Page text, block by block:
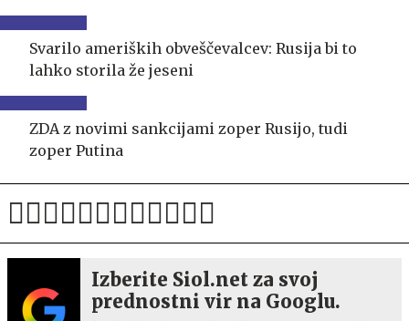
Svarilo ameriških obveščevalcev: Rusija bi to
lahko storila že jeseni
ZDA z novimi sankcijami zoper Rusijo, tudi
zoper Putina
Izberite Siol.net za svoj
prednostni vir na Googlu.